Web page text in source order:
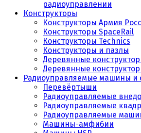
радиоуправлении
Конструкторы
Конструкторы Армия
Конструкторы SpaceRail
Конструкторы Technics
Конструкторы и пазлы
Деревянные
Деревянные
Радиоуправляемые машины и
Перевёртыши
Радиоуправляемые
Радиоуправляемые
Радиоуправляемые
Машины-амфибии